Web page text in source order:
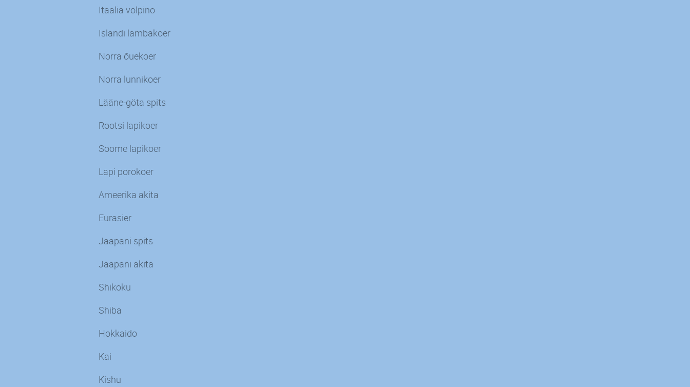
Itaalia volpino
Islandi lambakoer
Norra õuekoer
Norra lunnikoer
Lääne-göta spits
Rootsi lapikoer
Soome lapikoer
Lapi porokoer
Ameerika akita
Eurasier
Jaapani spits
Jaapani akita
Shikoku
Shiba
Hokkaido
Kai
Kishu